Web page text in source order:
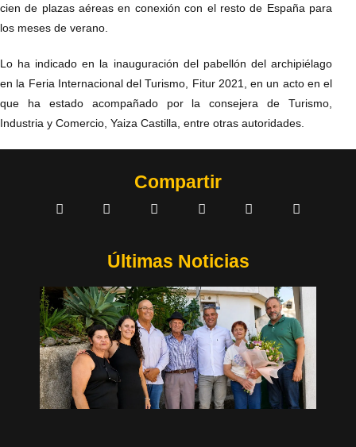
cien de plazas aéreas en conexión con el resto de España para
los meses de verano.
Lo ha indicado en la inauguración del pabellón del archipiélago
en la Feria Internacional del Turismo, Fitur 2021, en un acto en el
que ha estado acompañado por la consejera de Turismo,
Industria y Comercio, Yaiza Castilla, entre otras autoridades.
Compartir
Últimas Noticias